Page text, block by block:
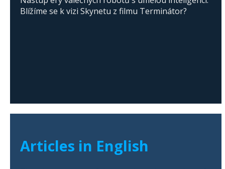
Blížíme se k vizi Skynetu z filmu Terminátor?
Articles in English